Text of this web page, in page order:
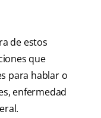
de estos
que
para hablar o
enfermedad